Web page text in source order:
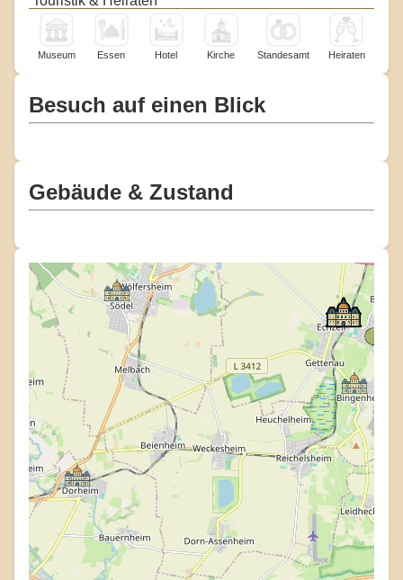
Museum Essen Hotel Kirche Standesamt Heiraten
Besuch auf einen Blick
Gebäude & Zustand